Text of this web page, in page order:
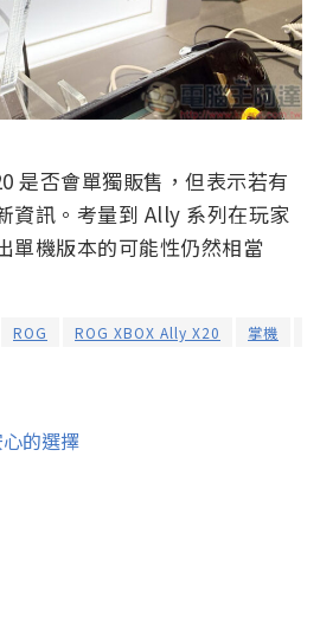
是否會單獨販售，但表示若有
資訊。考量到 Ally 系列在玩家
單機版本的可能性仍然相當
ROG ROG XBOX Ally X20 掌機
的選擇